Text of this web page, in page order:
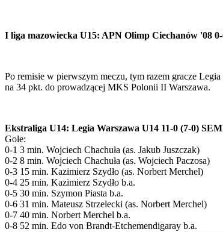
I liga mazowiecka U15: APN Olimp Ciechanów '08
Po remisie w pierwszym meczu, tym razem gracze
na 34 pkt. do prowadzącej MKS Polonii II Warszawa.
Ekstraliga U14: Legia Warszawa U14 11-0 (7-0)
Gole:
0-1 3 min. Wojciech Chachuła (as. Jakub Juszczak)
0-2 8 min. Wojciech Chachuła (as. Wojciech Paczosa)
0-3 15 min. Kazimierz Szydło (as. Norbert Merchel)
0-4 25 min. Kazimierz Szydło b.a.
0-5 30 min. Szymon Piasta b.a.
0-6 31 min. Mateusz Strzelecki (as. Norbert Merchel)
0-7 40 min. Norbert Merchel b.a.
0-8 52 min. Edo von Brandt-Etchemendigaray b.a.